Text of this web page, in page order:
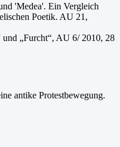
'Medea'. Ein Vergleich
Poetik. AU 21,
„Furcht“, AU 6/ 2010, 28
antike Protestbewegung.